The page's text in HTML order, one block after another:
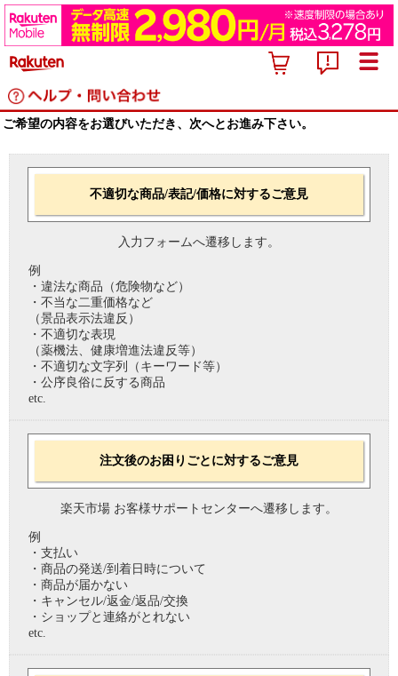
ご希望の内容をお選びいただき、次へとお進み下さい。
不適切な商品/表記/価格に対するご意見
入力フォームへ遷移します。
例
・違法な商品（危険物など）
・不当な二重価格など
（景品表示法違反）
・不適切な表現
（薬機法、健康増進法違反等）
・不適切な文字列（キーワード等）
・公序良俗に反する商品
etc.
注文後のお困りごとに対するご意見
楽天市場 お客様サポートセンターへ遷移します。
例
・支払い
・商品の発送/到着日時について
・商品が届かない
・キャンセル/返金/返品/交換
・ショップと連絡がとれない
etc.